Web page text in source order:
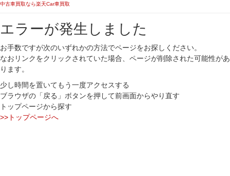
中古車買取なら楽天Car車買取
エラーが発生しました
お手数ですが次のいずれかの方法でページをお探しください。
なおリンクをクリックされていた場合、ページが削除された可能性があ
ります。
少し時間を置いてもう一度アクセスする
ブラウザの「戻る」ボタンを押して前画面からやり直す
トップページから探す
>>トップページへ